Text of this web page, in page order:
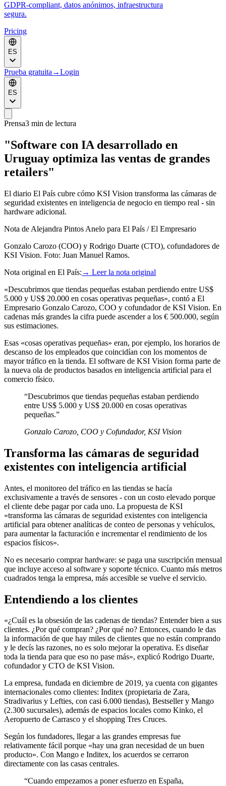
GDPR-compliant, datos anónimos, infraestructura
segura.
Pricing
ES
Prueba gratuita →Login
ES
Prensa3 min de lectura
"Software con IA desarrollado en
Uruguay optimiza las ventas de grandes
retailers"
El diario El País cubre cómo KSI Vision transforma las cámaras de
seguridad existentes en inteligencia de negocio en tiempo real - sin
hardware adicional.
Nota de Alejandra Pintos Anelo para El País / El Empresario
Gonzalo Carozo (COO) y Rodrigo Duarte (CTO), cofundadores de
KSI Vision. Foto: Juan Manuel Ramos.
Nota original en El País: → Leer la nota original
«Descubrimos que tiendas pequeñas estaban perdiendo entre US$
5.000 y US$ 20.000 en cosas operativas pequeñas», contó a El
Empresario Gonzalo Carozo, COO y cofundador de KSI Vision. En
cadenas más grandes la cifra puede ascender a los € 500.000, según
sus estimaciones.
Esas «cosas operativas pequeñas» eran, por ejemplo, los horarios de
descanso de los empleados que coincidían con los momentos de
mayor tráfico en la tienda. El software de KSI Vision forma parte de
la nueva ola de productos basados en inteligencia artificial para el
comercio físico.
“Descubrimos que tiendas pequeñas estaban perdiendo
entre US$ 5.000 y US$ 20.000 en cosas operativas
pequeñas.”
Gonzalo Carozo, COO y Cofundador, KSI Vision
Transforma las cámaras de seguridad
existentes con inteligencia artificial
Antes, el monitoreo del tráfico en las tiendas se hacía
exclusivamente a través de sensores - con un costo elevado porque
el cliente debe pagar por cada uno. La propuesta de KSI
«transforma las cámaras de seguridad existentes con inteligencia
artificial para obtener analíticas de conteo de personas y vehículos,
para aumentar la facturación e incrementar el rendimiento de los
espacios físicos».
No es necesario comprar hardware: se paga una suscripción mensual
que incluye acceso al software y soporte técnico. Cuanto más metros
cuadrados tenga la empresa, más accesible se vuelve el servicio.
Entendiendo a los clientes
«¿Cuál es la obsesión de las cadenas de tiendas? Entender bien a sus
clientes. ¿Por qué compran? ¿Por qué no? Entonces, cuando le das
la información de que hay miles de clientes que no están comprando
y le decís las razones, no es solo mejorar la operativa. Es diseñar
toda la tienda para que eso no pase más», explicó Rodrigo Duarte,
cofundador y CTO de KSI Vision.
La empresa, fundada en diciembre de 2019, ya cuenta con gigantes
internacionales como clientes: Inditex (propietaria de Zara,
Stradivarius y Lefties, con casi 6.000 tiendas), Bestseller y Mango
(2.300 sucursales), además de espacios locales como Kinko, el
Aeropuerto de Carrasco y el shopping Tres Cruces.
Según los fundadores, llegar a las grandes empresas fue
relativamente fácil porque «hay una gran necesidad de un buen
producto». Con Mango e Inditex, los acuerdos se cerraron
directamente con las casas centrales.
“Cuando empezamos a poner esfuerzo en España,